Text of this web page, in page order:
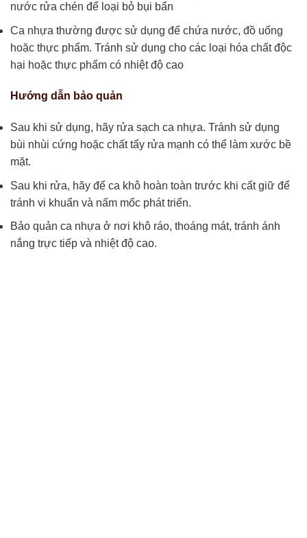
nước rửa chén để loại bỏ bụi bẩn
Ca nhựa thường được sử dụng để chứa nước, đồ uống
hoặc thực phẩm. Tránh sử dụng cho các loại hóa chất độc
hại hoặc thực phẩm có nhiệt độ cao
Hướng dẫn bảo quản
Sau khi sử dụng, hãy rửa sạch ca nhựa. Tránh sử dụng
bùi nhùi cứng hoặc chất tẩy rửa mạnh có thể làm xước bề
mặt.
Sau khi rửa, hãy để ca khô hoàn toàn trước khi cất giữ để
tránh vi khuẩn và nấm mốc phát triển.
Bảo quản ca nhựa ở nơi khô ráo, thoáng mát, tránh ánh
nắng trực tiếp và nhiệt độ cao.